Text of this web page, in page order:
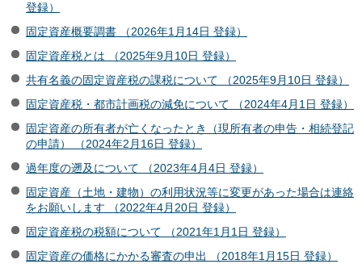
登録）
固定資産概要調書 （2026年1月14日 登録）
固定資産税とは （2025年9月10日 登録）
共有名義の固定資産税の課税について （2025年9月10日 登録）
固定資産税・都市計画税の減免について （2024年4月1日 登録）
固定資産の所有者が亡くなったとき（現所有者の申告・相続登記
の申請） （2024年2月16日 登録）
過年度の遡及について （2023年4月4日 登録）
固定資産（土地・建物）の利用状況等に変更があった場合は連絡
をお願いします （2022年4月20日 登録）
固定資産税の税額について （2021年1月1日 登録）
固定資産の価格にかかる審査の申出 （2018年1月15日 登録）